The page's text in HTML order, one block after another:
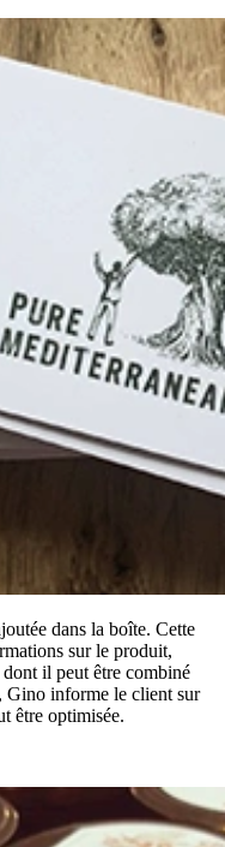
dans la boîte. Cette
sur le produit,
il peut être combiné
Gino informe le client sur
être optimisée.